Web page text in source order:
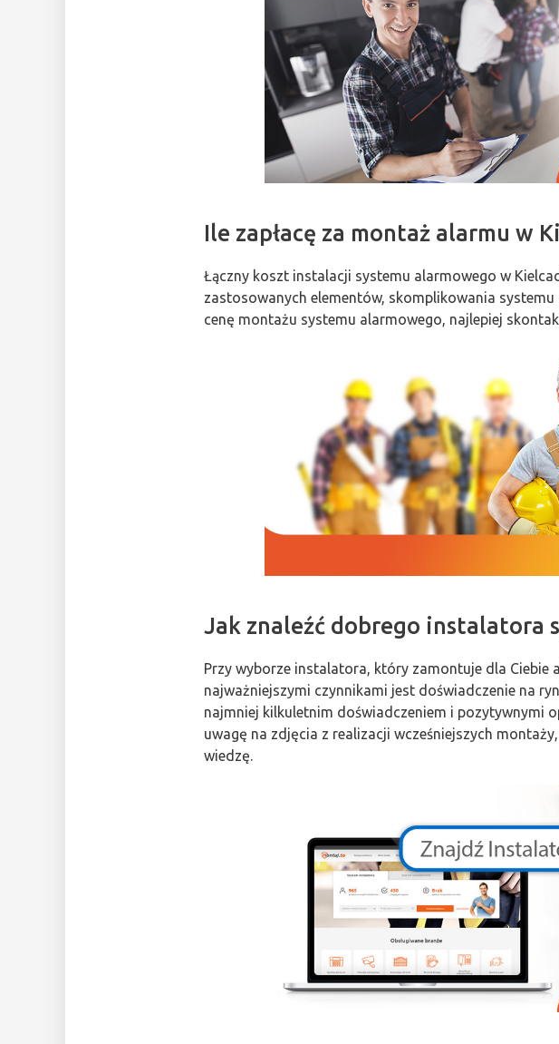
Ile zapłacę za montaż alarmu w
Łączny koszt instalacji systemu alarmowego w
zastosowanych elementów, skomplikowania
cenę montażu systemu alarmowego, najlepiej
Jak znaleźć dobrego instalatora
Przy wyborze instalatora, który zamontuje dla
najważniejszymi czynnikami jest doświadczenie na
najmniej kilkuletnim doświadczeniem i pozytywnymi
uwagę na zdjęcia z realizacji wcześniejszych
wiedzę.